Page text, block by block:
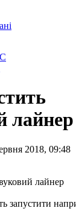
лайнер
2018, 09:48
запустити